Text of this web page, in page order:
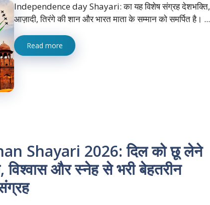
Independence day Shayari: का यह विशेष संग्रह देशभक्ति,
आज़ादी, तिरंगे की शान और भारत माता के सम्मान को समर्पित है। ...
Read more
Shayari 2026: दिल को छू लेने
और स्नेह से भरी बेहतरीन